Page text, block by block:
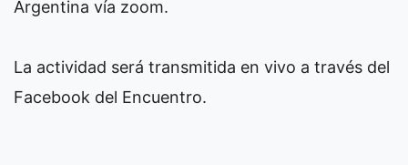
Argentina vía zoom.
La actividad será transmitida en vivo a través del
Facebook del Encuentro.